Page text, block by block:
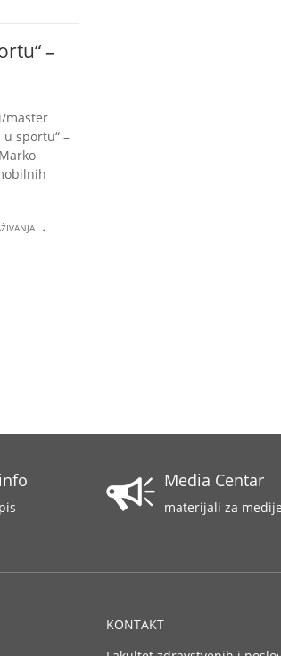
–
master
sportu“ –
.
Media Centar
materijali za medije
KONTAKT